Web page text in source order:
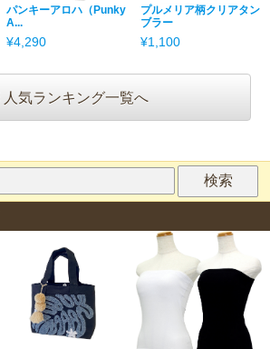
パンキーアロハ（Punky
A...
¥4,290
プルメリア柄クリアタン
ブラー
¥1,100
人気ランキング一覧へ